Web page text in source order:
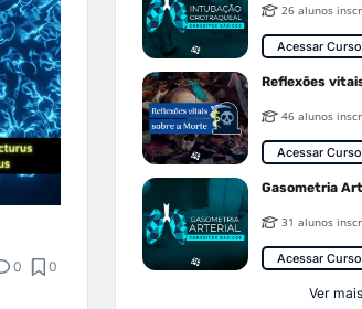
0 0
26 alunos
Acessar Curso
Reflexões
46 alunos
Acessar Curso
Gasometria
31 alunos
Acessar Curso
Ver mais